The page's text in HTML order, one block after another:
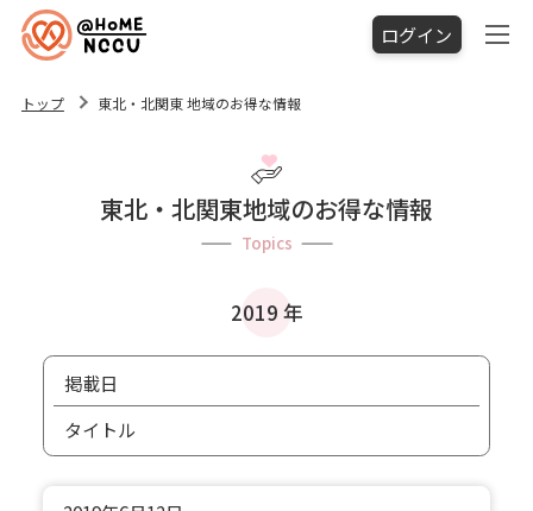
ログイン
トップ 東北・北関東 地域のお得な情報
東北・北関東地域のお得な情報
Topics
2019 年
掲載日
タイトル